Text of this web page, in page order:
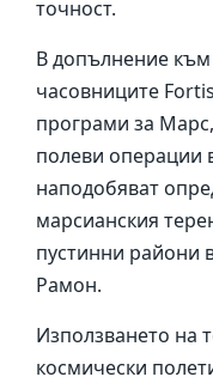
точност.
В допълнение
часовниците
програми за
полеви операции
наподобяват
марсианския
пустинни райони
Рамон.
Използването на
космически